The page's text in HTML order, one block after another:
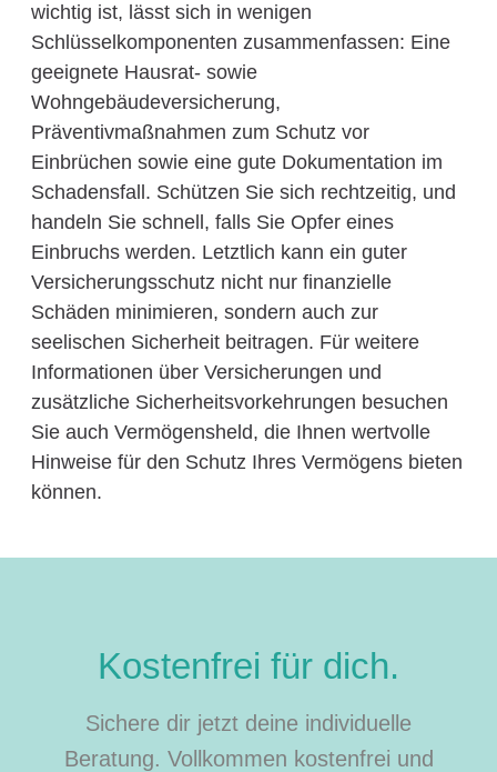
wichtig ist, lässt sich in wenigen
Schlüsselkomponenten zusammenfassen: Eine
geeignete Hausrat- sowie
Wohngebäudeversicherung,
Präventivmaßnahmen zum Schutz vor
Einbrüchen sowie eine gute Dokumentation im
Schadensfall. Schützen Sie sich rechtzeitig, und
handeln Sie schnell, falls Sie Opfer eines
Einbruchs werden. Letztlich kann ein guter
Versicherungsschutz nicht nur finanzielle
Schäden minimieren, sondern auch zur
seelischen Sicherheit beitragen. Für weitere
Informationen über Versicherungen und
zusätzliche Sicherheitsvorkehrungen besuchen
Sie auch Vermögensheld, die Ihnen wertvolle
Hinweise für den Schutz Ihres Vermögens bieten
können.
Kostenfrei für dich.
Sichere dir jetzt deine individuelle
Beratung. Vollkommen kostenfrei und